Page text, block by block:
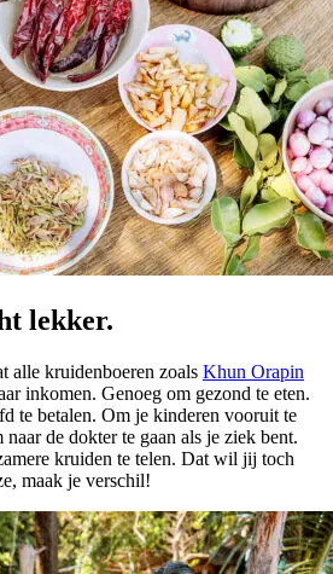
lekker.
alle kruidenboeren zoals Khun Orapin
inkomen. Genoeg om gezond te eten.
te betalen. Om je kinderen vooruit te
de dokter te gaan als je ziek bent.
kruiden te telen. Dat wil jij toch
maak je verschil!